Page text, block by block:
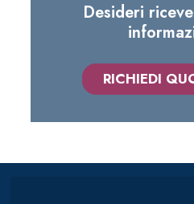
Desideri
RICHIEDI